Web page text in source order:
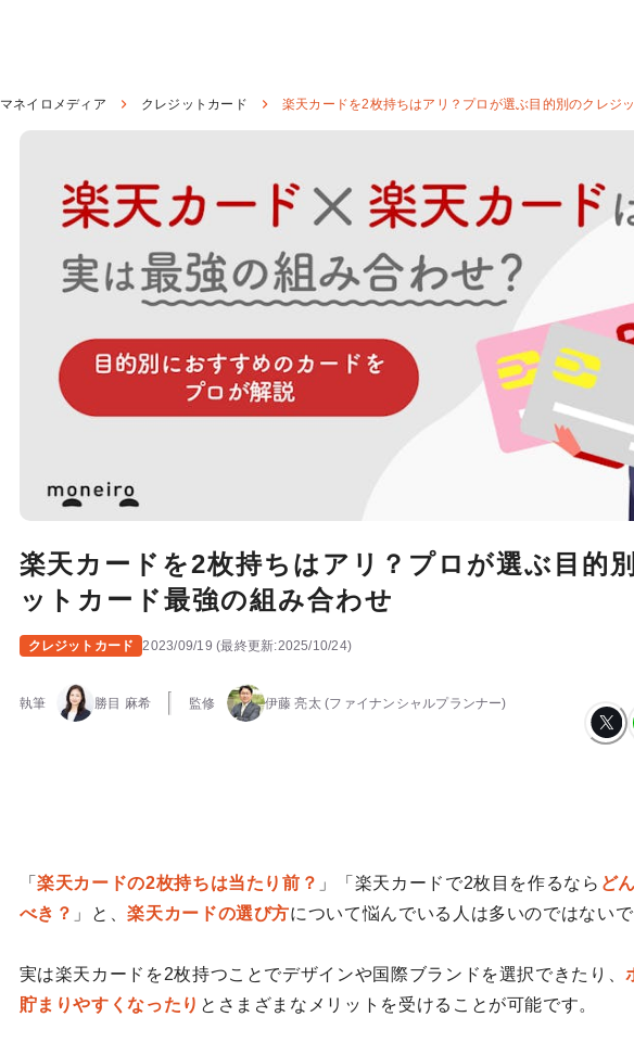
マネイロメディア クレジットカード 楽天カードを2枚持ちはアリ？プロが選ぶ目的別のクレジ
楽天カードを2枚持ちはアリ？プロが選ぶ目的
ットカード最強の組み合わせ
クレジットカード 2023/09/19 (最終更新:2025/10/24)
執筆 勝目 麻希 監修 伊藤 亮太 (ファイナンシャルプランナー)
「楽天カードの2枚持ちは当たり前？ 」「楽天カードで2枚目を作るなら ど
べき？ 」と、楽天カードの選び方について悩んでいる人は多いのではない
実は楽天カードを2枚持つことでデザインや国際ブランドを選択できたり、
貯まりやすくなったり とさまざまなメリットを受けることが可能です。